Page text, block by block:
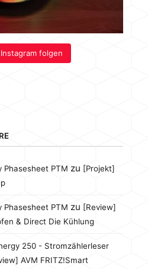
folgen
Phasesheet PTM zu [Projekt]
Phasesheet PTM zu [Review]
& Direct Die Kühlung
250 - Stromzählerleser
AVM FRITZ!Smart